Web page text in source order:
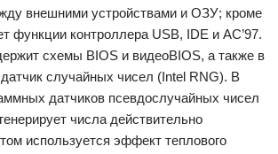
внешними устройствами и ОЗУ; кроме
функции контроллера USB, IDE и АС’97.
схемы BIOS и видеоBIOS, а также в
случайных чисел (Intel RNG). В
датчиков псевдослучайных чисел
числа действительно
используется эффект теплового